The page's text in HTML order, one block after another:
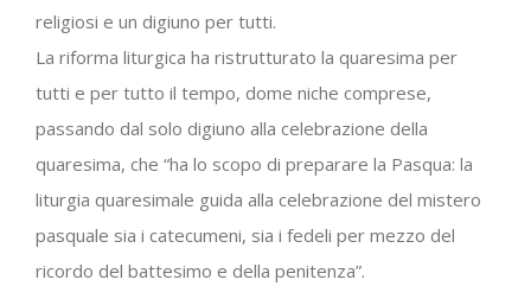
religiosi e un digiuno per tutti.
La riforma liturgica ha ristrutturato la quaresima per
tutti e per tutto il tempo, dome niche comprese,
passando dal solo digiuno alla celebrazione della
quaresima, che “ha lo scopo di preparare la Pasqua: la
liturgia quaresimale guida alla celebrazione del mistero
pasquale sia i catecumeni, sia i fedeli per mezzo del
ricordo del battesimo e della penitenza”.